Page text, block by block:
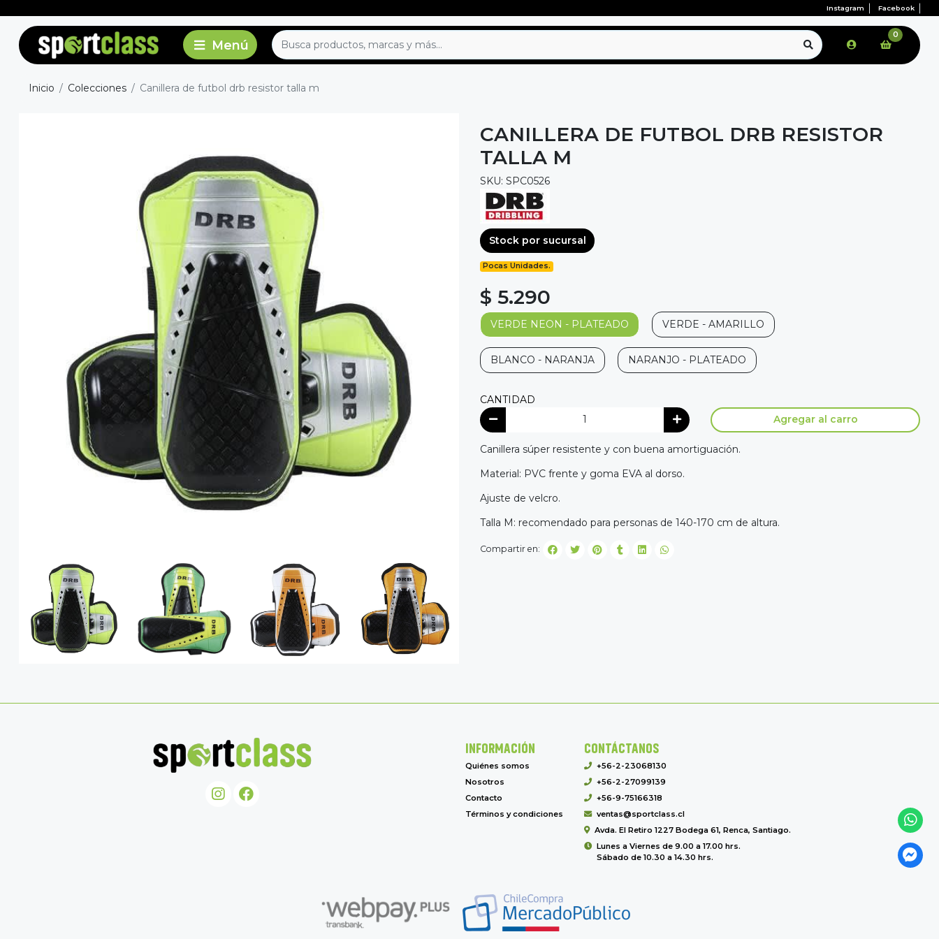
Instagram Facebook
0
Inicio Colecciones Canillera de futbol drb resistor talla m
CANILLERA DE FUTBOL DRB RESISTOR
TALLA M
SKU: SPC0526
Stock por sucursal
Pocas Unidades.
$ 5.290
VERDE NEON - PLATEADO VERDE - AMARILLO
BLANCO - NARANJA NARANJO - PLATEADO
CANTIDAD
Agregar al carro
Canillera súper resistente y con buena amortiguación.
Material: PVC frente y goma EVA al dorso.
Ajuste de velcro.
Talla M: recomendado para personas de 140-170 cm de altura.
Compartir en:
INFORMACIÓN
Quiénes somos
Nosotros
Contacto
Términos y condiciones
CONTÁCTANOS
+56-2-23068130
+56-2-27099139
+56-9-75166318
ventas@sportclass.cl
Avda. El Retiro 1227 Bodega 61, Renca, Santiago.
Lunes a Viernes de 9.00 a 17.00 hrs.
Sábado de 10.30 a 14.30 hrs.